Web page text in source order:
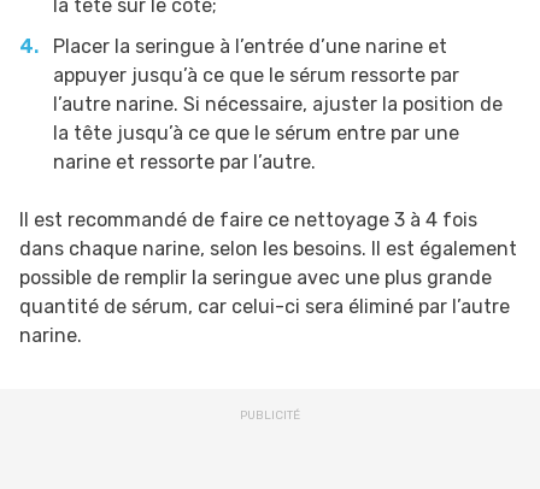
la tête sur le côté;
Placer la seringue à l’entrée d’une narine et
appuyer jusqu’à ce que le sérum ressorte par
l’autre narine. Si nécessaire, ajuster la position de
la tête jusqu’à ce que le sérum entre par une
narine et ressorte par l’autre.
Il est recommandé de faire ce nettoyage 3 à 4 fois
dans chaque narine, selon les besoins. Il est également
possible de remplir la seringue avec une plus grande
quantité de sérum, car celui-ci sera éliminé par l’autre
narine.